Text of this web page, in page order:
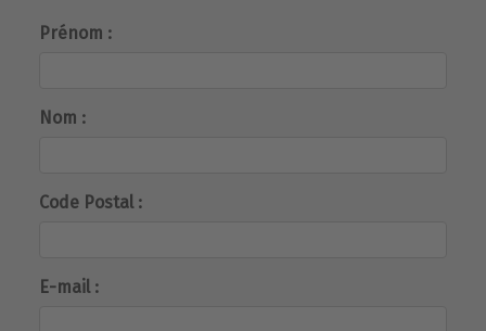
Prénom :
Nom :
Code Postal :
E-mail :